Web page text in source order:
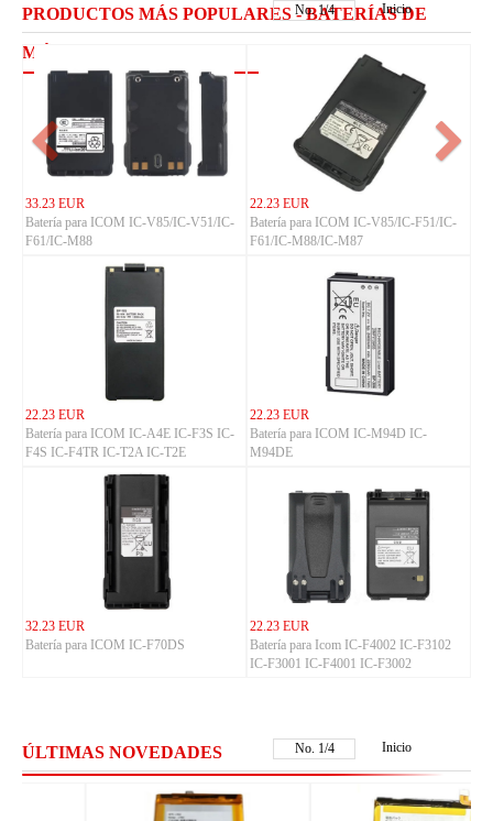
PRODUCTOS MÁS POPULARES - BATERÍAS DE
MÓVILES VERTU
No.1/4 Inicio
33.23 EUR
Batería para ICOM IC-V85/IC-V51/IC-
F61/IC-M88
22.23 EUR
Batería para ICOM IC-V85/IC-F51/IC-
F61/IC-M88/IC-M87
22.23 EUR
Batería para ICOM IC-A4E IC-F3S IC-
F4S IC-F4TR IC-T2A IC-T2E
22.23 EUR
Batería para ICOM IC-M94D IC-
M94DE
32.23 EUR
Batería para ICOM IC-F70DS
22.23 EUR
Batería para Icom IC-F4002 IC-F3102
IC-F3001 IC-F4001 IC-F3002
ÚLTIMAS NOVEDADES No. 2/4 Inicio